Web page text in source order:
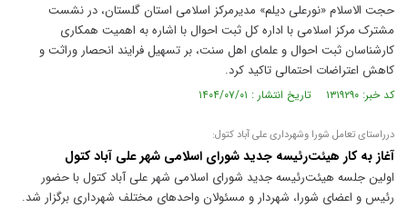
حجت الاسلام «نورعلی دیلم» مدیرمرکز اسلامی استان گلستان، در نشست
مشترک مرکز اسلامی با اداره کل ثبت احوال با اشاره به اهمیت همکاری
کارشناسان ثبت‌ احوال و علمای اهل سنت، بر تسهیل فرایند انحصار وراثت و
کاهش اعتراضات احتمالی تاکید کرد.
کد خبر: ۱۳۱۹۲۹۰ تاریخ انتشار : ۱۴۰۴/۰۷/۰۱
درراستای تعامل شورا وشهرداری علی آباد کتول:
آغاز به کار هیئت‌رئیسه جدید شورای اسلامی شهر علی آباد کتول
اولین جلسه هیئت‌رئیسه جدید شورای اسلامی شهر علی آباد کتول با حضور
رئیس و اعضای شورا، شهردار و مسئولان واحدهای مختلف شهرداری برگزار شد.